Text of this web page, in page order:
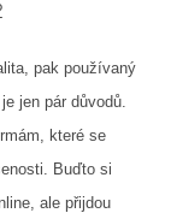
pak používaný
jen pár důvodů.
které se
Buďto si
ale přijdou